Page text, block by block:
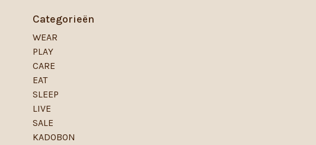
Categorieën
WEAR
PLAY
CARE
EAT
SLEEP
LIVE
SALE
KADOBON